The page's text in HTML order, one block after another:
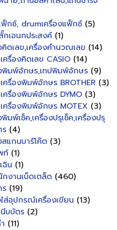
กซ์, drumเครื่องแฟ็กซ์ (5)
กเอนกประสงค์ (1)
คิดเลข,เครื่องคำนวณเลข (14)
เครื่องคิดเลข CASIO (14)
พิมพ์อักษร,เทปพิมพ์อักษร (9)
เครื่องพิมพ์อักษร BROTHER (3)
เครื่องพิมพ์อักษร DYMO (3)
เครื่องพิมพ์อักษร MOTEX (3)
พิมพ์เช็ค,เครื่องปรุเช็ค,เครื่องปรุ
ร (4)
สแกนบาร์โค๊ต (3)
ท์ (1)
ฉิน (1)
งานเบ็ดเตล็ด (460)
ร (19)
ส่อุปกรณ์เครื่องเขียน (13)
บบัตร (2)
(11)